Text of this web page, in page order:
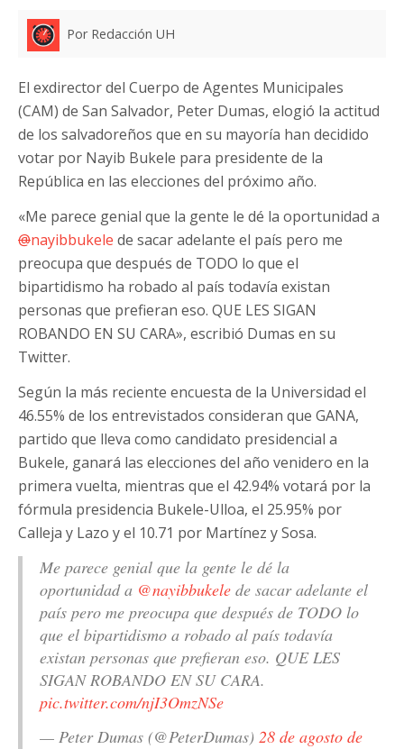
Por Redacción UH
El exdirector del Cuerpo de Agentes Municipales
(CAM) de San Salvador, Peter Dumas, elogió la actitud
de los salvadoreños que en su mayoría han decidido
votar por Nayib Bukele para presidente de la
República en las elecciones del próximo año.
«Me parece genial que la gente le dé la oportunidad a
@nayibbukele de sacar adelante el país pero me
preocupa que después de TODO lo que el
bipartidismo ha robado al país todavía existan
personas que prefieran eso. QUE LES SIGAN
ROBANDO EN SU CARA», escribió Dumas en su
Twitter.
Según la más reciente encuesta de la Universidad el
46.55% de los entrevistados consideran que GANA,
partido que lleva como candidato presidencial a
Bukele, ganará las elecciones del año venidero en la
primera vuelta, mientras que el 42.94% votará por la
fórmula presidencia Bukele-Ulloa, el 25.95% por
Calleja y Lazo y el 10.71 por Martínez y Sosa.
Me parece genial que la gente le dé la
oportunidad a @nayibbukele de sacar adelante el
país pero me preocupa que después de TODO lo
que el bipartidismo a robado al país todavía
existan personas que prefieran eso. QUE LES
SIGAN ROBANDO EN SU CARA.
pic.twitter.com/njI3OmzNSe
— Peter Dumas (@PeterDumas) 28 de agosto de